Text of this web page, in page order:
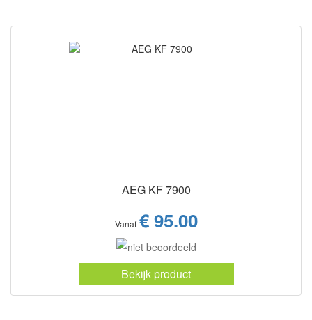
AEG KF 7900
Vanaf € 95.00
Bekijk product